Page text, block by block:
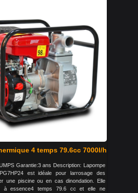
4 temps 79.6cc 7000l/h
Garantie:3 ans Description: Lapompe
est idéale pour larrosage des
une piscine ou en cas dinondation. Elle
à essence4 temps 79.6 cc et elle ne